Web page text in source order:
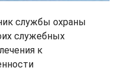
службы охраны
служебных
к